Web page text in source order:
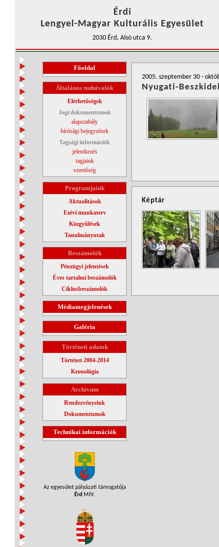
Érdi
Lengyel-Magyar Kulturális Egyesület
2030 Érd, Alsó utca 9.
Főoldal
Általános tudnivalók
Elérhetőségek
Jogi dokumentumok
alapszabály
bírósági bejegyzések
Tagsági információk
jelentkezés
tagjaink
vezetőség
Programjaink
Aktualitások
Ezévi munkaterv
Közgyűlések
Tanulmányutak
Beszámolók
Pénzügyi jelentések
Éves tartalmi beszámolók
Ciklusbeszámolók
Médiamegjelenések
Galéria
Történeti adatok
Történet 2004-2014
Kronológia
Archívum
Rendezvényeink
Dokumentumok
Technikai információk
Az egyesület pályázati támogatója
Érd MJV.
2005. szeptember 30 -
Nyugati-
Képtár